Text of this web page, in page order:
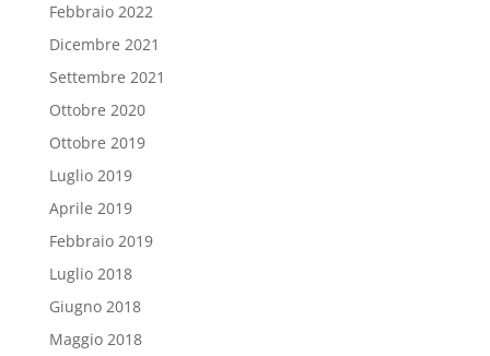
Febbraio 2022
Dicembre 2021
Settembre 2021
Ottobre 2020
Ottobre 2019
Luglio 2019
Aprile 2019
Febbraio 2019
Luglio 2018
Giugno 2018
Maggio 2018